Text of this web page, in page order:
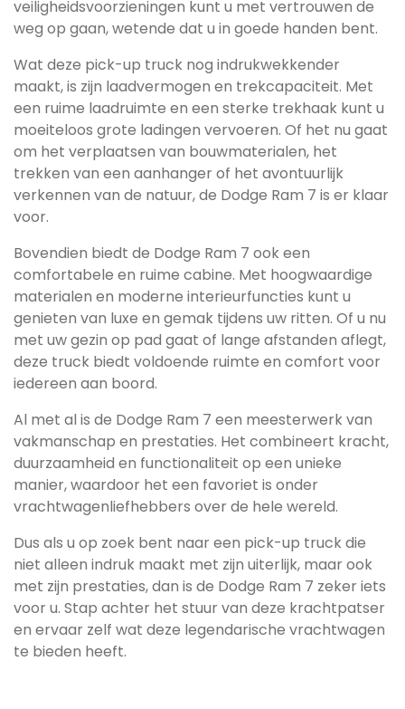
veiligheidsvoorzieningen kunt u met vertrouwen de
weg op gaan, wetende dat u in goede handen bent.
Wat deze pick-up truck nog indrukwekkender
maakt, is zijn laadvermogen en trekcapaciteit. Met
een ruime laadruimte en een sterke trekhaak kunt u
moeiteloos grote ladingen vervoeren. Of het nu gaat
om het verplaatsen van bouwmaterialen, het
trekken van een aanhanger of het avontuurlijk
verkennen van de natuur, de Dodge Ram 7 is er klaar
voor.
Bovendien biedt de Dodge Ram 7 ook een
comfortabele en ruime cabine. Met hoogwaardige
materialen en moderne interieurfuncties kunt u
genieten van luxe en gemak tijdens uw ritten. Of u nu
met uw gezin op pad gaat of lange afstanden aflegt,
deze truck biedt voldoende ruimte en comfort voor
iedereen aan boord.
Al met al is de Dodge Ram 7 een meesterwerk van
vakmanschap en prestaties. Het combineert kracht,
duurzaamheid en functionaliteit op een unieke
manier, waardoor het een favoriet is onder
vrachtwagenliefhebbers over de hele wereld.
Dus als u op zoek bent naar een pick-up truck die
niet alleen indruk maakt met zijn uiterlijk, maar ook
met zijn prestaties, dan is de Dodge Ram 7 zeker iets
voor u. Stap achter het stuur van deze krachtpatser
en ervaar zelf wat deze legendarische vrachtwagen
te bieden heeft.